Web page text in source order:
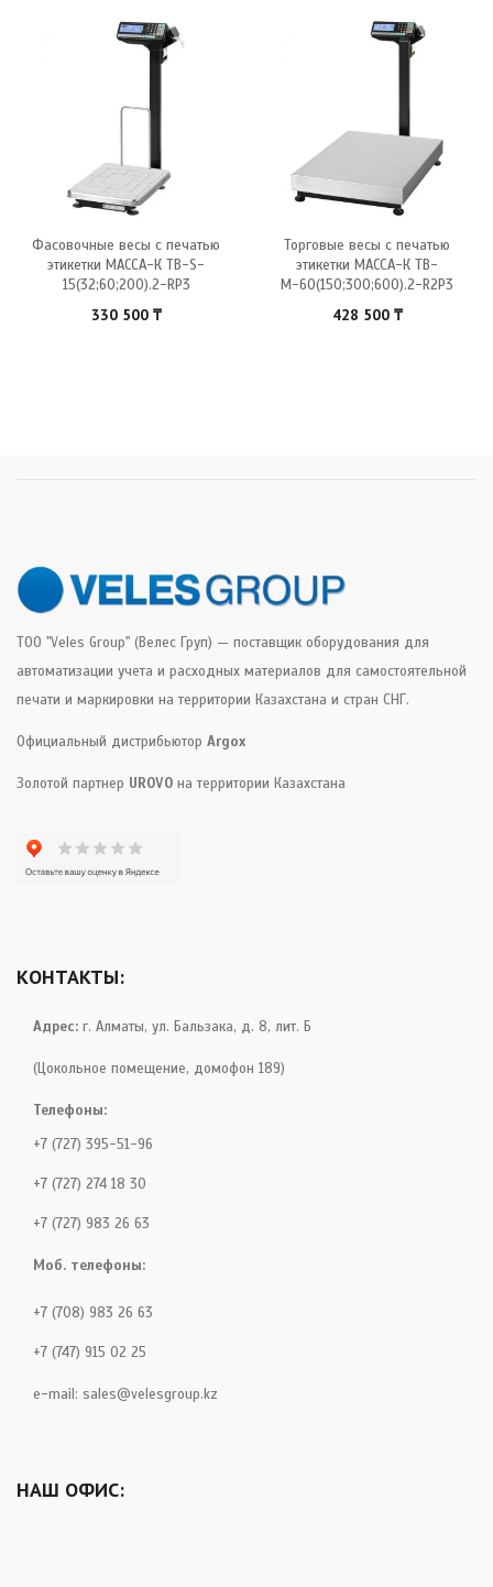
Фасовочные весы с печатью
этикетки МАССА-К ТВ-S-
15(32;60;200).2-RP3
330 500 ₸
Торговые весы с печатью
этикетки МАССА-К ТВ-
М-60(150;300;600).2-R2P3
428 500 ₸
ТОО "Veles Group" (Велес Груп) — поставщик оборудования для
автоматизации учета и расходных материалов для самостоятельной
печати и маркировки на территории Казахстана и стран СНГ.
Официальный дистрибьютор Argox
Золотой партнер UROVO на территории Казахстана
КОНТАКТЫ:
Адрес: г. Алматы, ул. Бальзака, д. 8, лит. Б
(Цокольное помещение, домофон 189)
Телефоны:
+7 (727) 395-51-96
+7 (727) 274 18 30
+7 (727) 983 26 63
Моб. телефоны:
+7 (708) 983 26 63
+7 (747) 915 02 25
e-mail: sales@velesgroup.kz
НАШ ОФИС: